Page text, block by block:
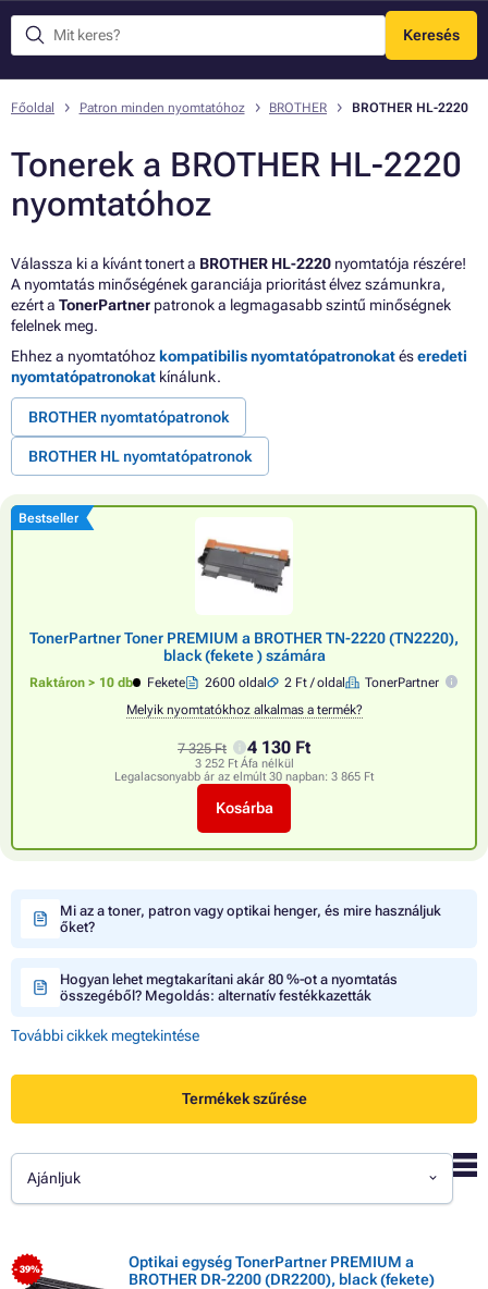
Keresés
Menü
Főoldal Patron minden nyomtatóhoz BROTHER BROTHER HL-2220
Tonerek a BROTHER HL-2220
nyomtatóhoz
Válassza ki a kívánt tonert a BROTHER HL-2220 nyomtatója részére!
A nyomtatás minőségének garanciája prioritást élvez számunkra,
ezért a TonerPartner patronok a legmagasabb szintű minőségnek
felelnek meg.
Ehhez a nyomtatóhoz kompatibilis nyomtatópatronokatéseredeti
nyomtatópatronokat kínálunk.
BROTHER nyomtatópatronok
BROTHER HL nyomtatópatronok
Bestseller
TonerPartner Toner PREMIUM a BROTHER TN-2220 (TN2220),
black (fekete ) számára
Raktáron > 10 db Fekete 2600 oldal 2 Ft / oldal
TonerPartner
Melyik nyomtatókhoz alkalmas a termék?
7 325 Ft 4 130 Ft
3 252 Ft Áfa nélkül
Legalacsonyabb ár az elmúlt 30 napban: 3 865 Ft
Kosárba
Mi az a toner, patron vagy optikai henger, és mire használjuk
őket?
Hogyan lehet megtakarítani akár 80 %-ot a nyomtatás
összegéből? Megoldás: alternatív festékkazetták
További cikkek megtekintése
Termékek szűrése
Ajánljuk
- 39%
Optikai egység TonerPartner PREMIUM a
BROTHER DR-2200 (DR2200), black (fekete)